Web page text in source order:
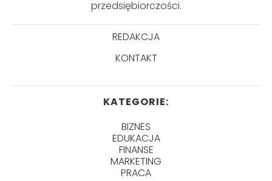
przedsiębiorczości.
REDAKCJA
KONTAKT
KATEGORIE:
BIZNES
EDUKACJA
FINANSE
MARKETING
PRACA